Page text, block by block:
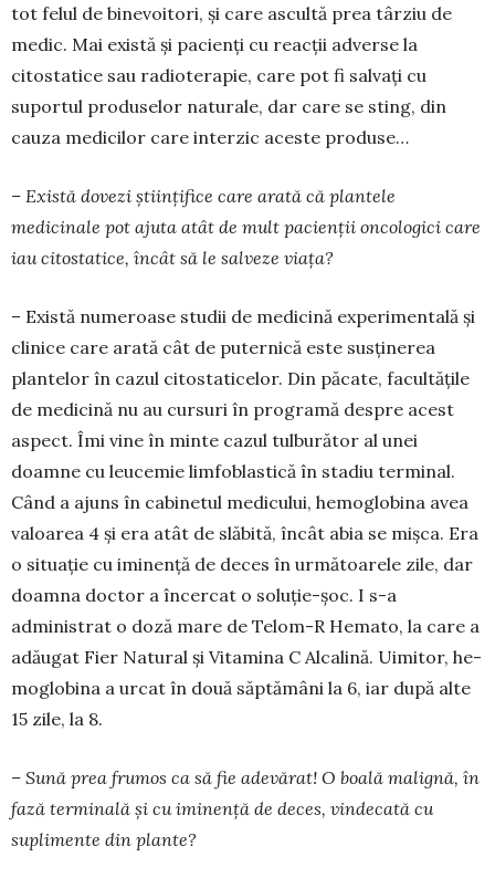
tot felul de binevoitori, și care ascultă prea târziu de
medic. Mai există și pacienți cu reacții adverse la
citostatice sau radio­terapie, care pot fi salvați cu
suportul produselor naturale, dar care se sting, din
cauza medicilor care interzic aceste produse…
– Există dovezi științifice care arată că plantele
medicinale pot ajuta atât de mult pacienții on­co­logici care
iau citostatice, încât să le salveze viața?
– Există numeroase studii de medicină expe­rimentală și
clinice care arată cât de puternică este sus­ținerea
plantelor în cazul citostaticelor. Din pă­cate, facultățile
de medicină nu au cursuri în pro­gramă despre acest
aspect. Îmi vine în minte cazul tulburător al unei
doamne cu leucemie limfo­blas­tică în stadiu terminal.
Când a ajuns în cabinetul medicului, hemoglobina avea
valoarea 4 și era atât de slăbită, încât abia se mișca. Era
o situație cu iminență de deces în următoarele zile, dar
doamna doctor a încercat o soluție-șoc. I s-a
administrat o doză mare de Telom-R Hemato, la care a
adăugat Fier Natural și Vitamina C Alcalină. Uimitor, he­
moglobina a urcat în două săptămâni la 6, iar după alte
15 zile, la 8.
– Sună prea frumos ca să fie adevărat! O boală malignă, în
fază terminală și cu iminență de deces, vindecată cu
suplimente din plante?